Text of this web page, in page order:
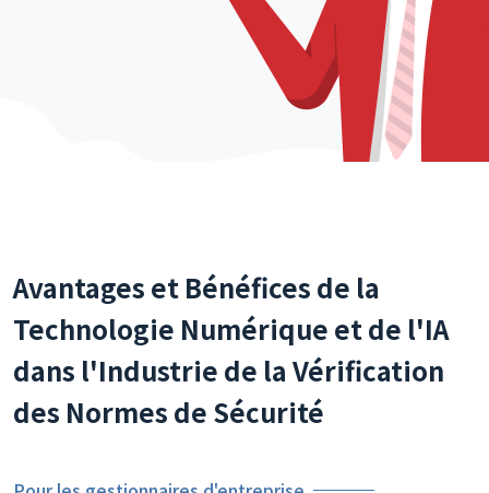
Avantages et Bénéfices de la
Technologie Numérique et de l'IA
dans l'Industrie de la Vérification
des Normes de Sécurité